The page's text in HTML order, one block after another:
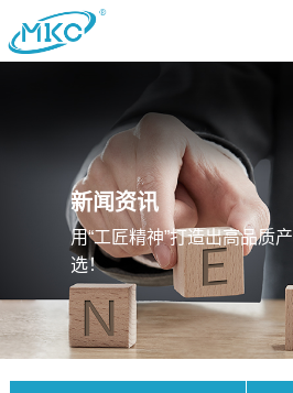
新闻资讯
用“工匠精神”打造出高品质
选！